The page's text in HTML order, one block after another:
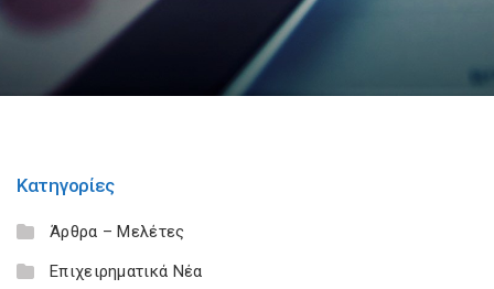
Κατηγορίες
Άρθρα – Μελέτες
Επιχειρηματικά Νέα